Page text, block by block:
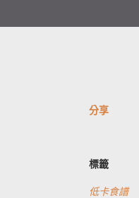
分享
標籤
低卡食譜